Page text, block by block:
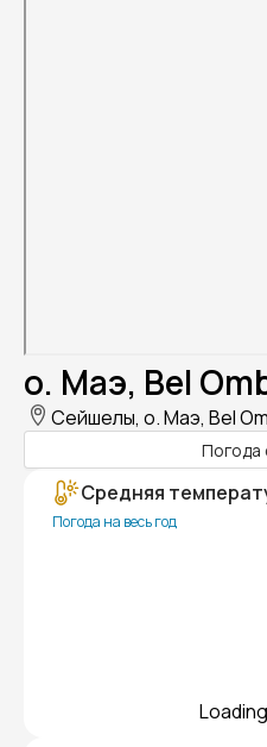
о. Маэ, Bel
Сейшелы, о. Маэ, Bel
Погода
Средняя
Погода на весь год